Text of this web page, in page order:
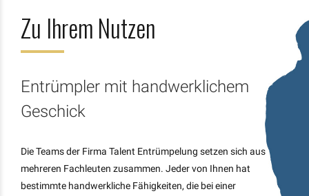
Zu Ihrem Nutzen
Entrümpler mit handwerklichem
Geschick
Die Teams der Firma Talent Entrümpelung setzen sich aus
mehreren Fachleuten zusammen. Jeder von Ihnen hat
bestimmte handwerkliche Fähigkeiten, die bei einer